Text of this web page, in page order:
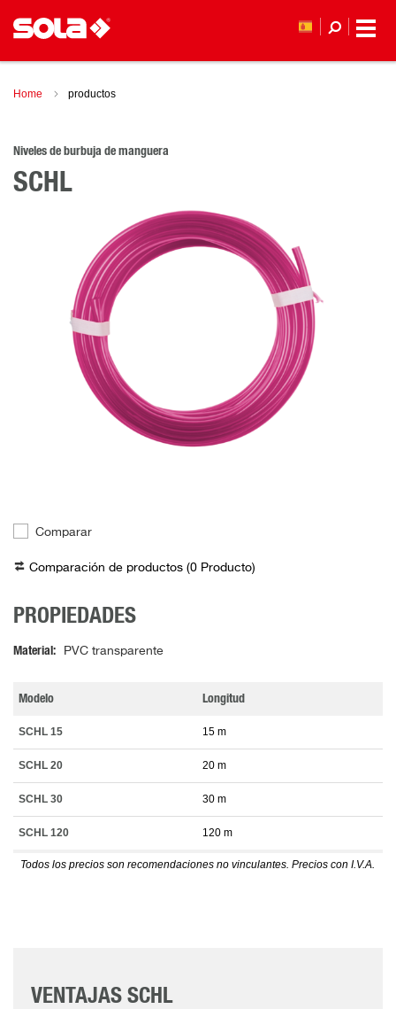
Home productos
Niveles de burbuja de manguera
SCHL
Comparar
Comparación de productos (0 Producto)
PROPIEDADES
Material PVC transparente
Modelo Longitud
SCHL 15 15 m
SCHL 20 20 m
SCHL 30 30 m
SCHL 120 120 m
Todos los precios son recomendaciones no vinculantes. Precios con I.V.A.
VENTAJAS SCHL